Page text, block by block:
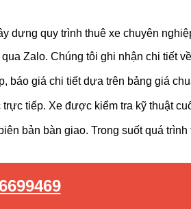
dựng quy trình thuê xe chuyên
Zalo. Chúng tôi ghi nhận chi tiết
báo giá chi tiết dựa trên bảng giá
tiếp. Xe được kiểm tra kỹ thuật
bản bàn giao. Trong suốt quá